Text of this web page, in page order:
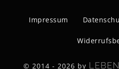
Impressum
© 2014 - 2026 by